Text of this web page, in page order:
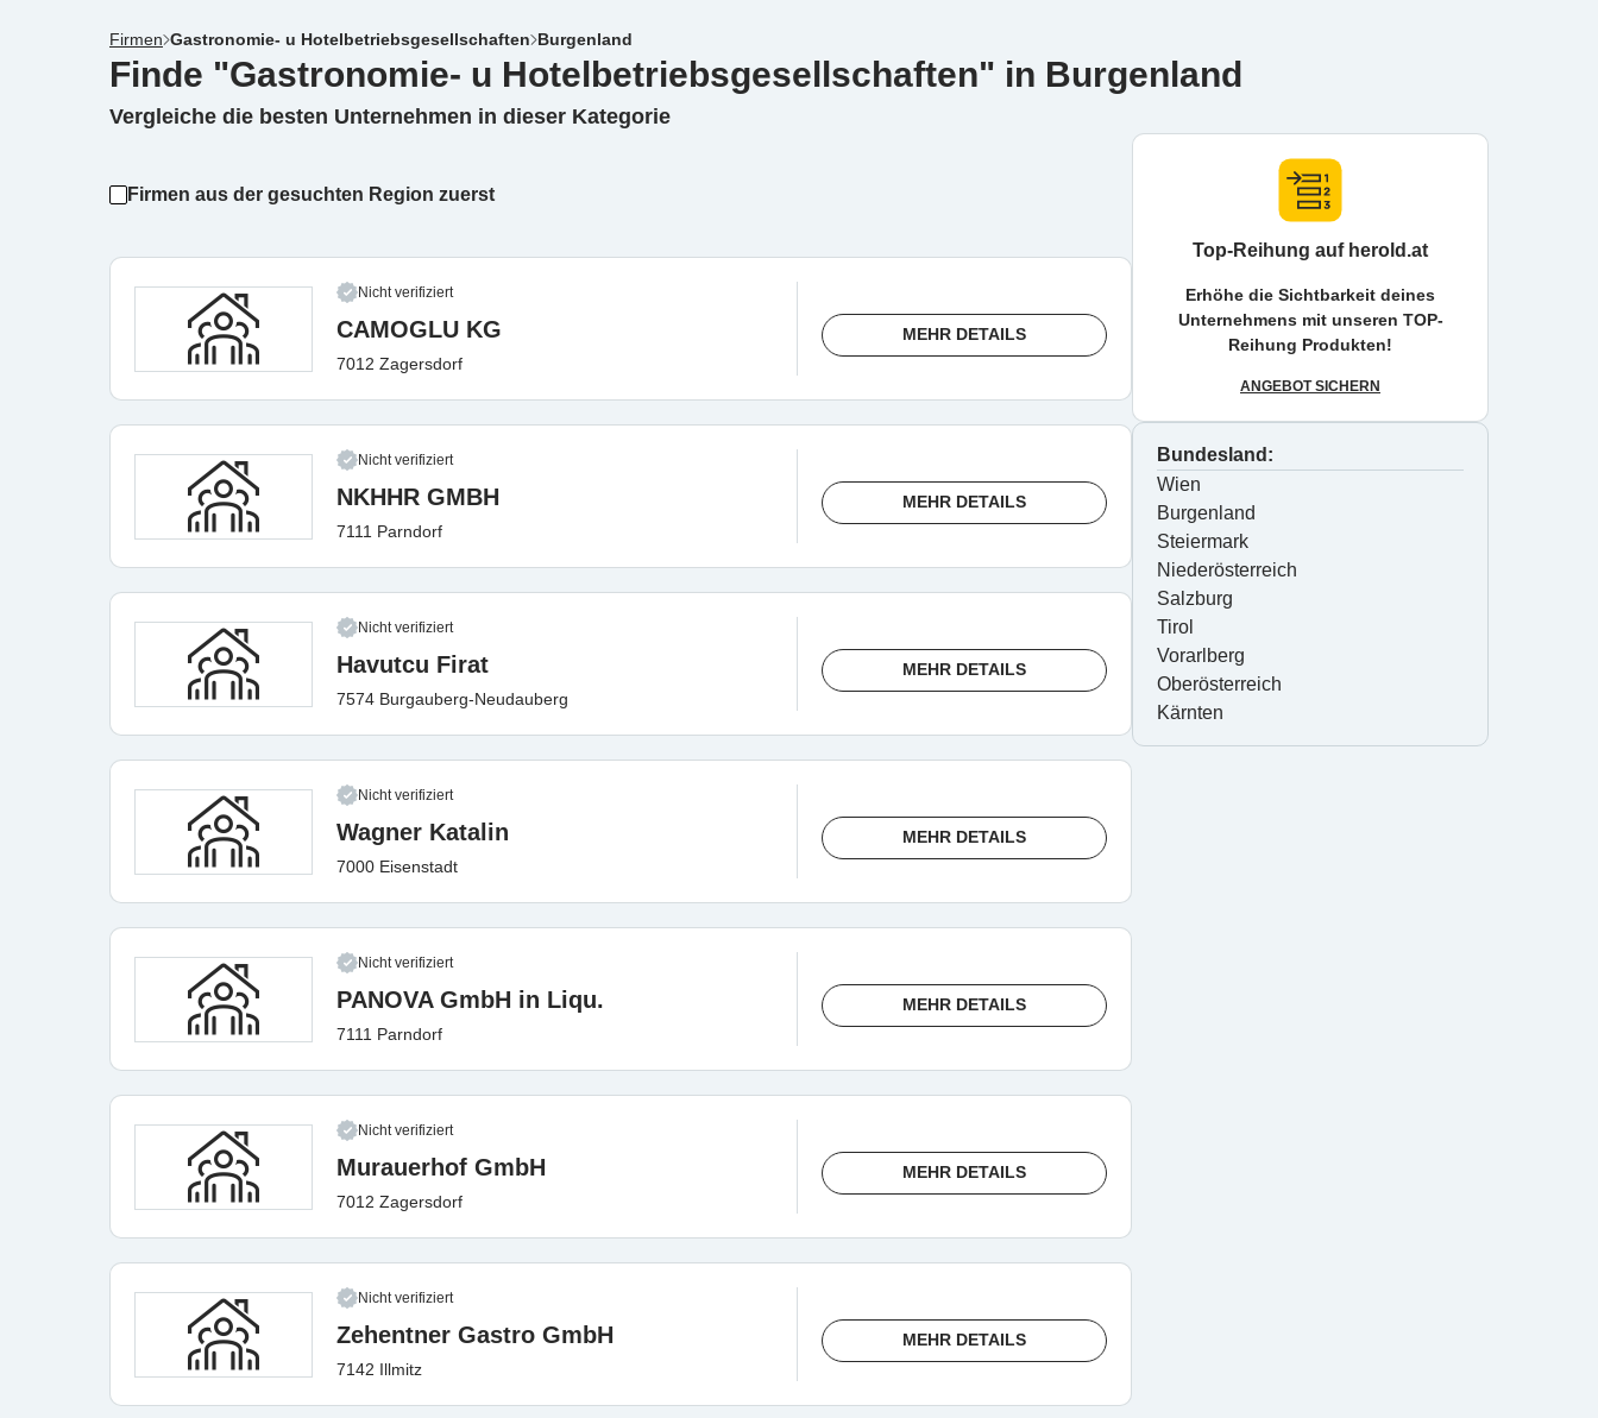
Firmen Gastronomie- u Hotelbetriebsgesellschaften Burgenland
Finde "Gastronomie- u Hotelbetriebsgesellschaften" in Burgenland
Vergleiche die besten Unternehmen in dieser Kategorie
Firmen aus der gesuchten Region zuerst
Nicht verifiziert
CAMOGLU KG
7012 Zagersdorf
MEHR DETAILS
Nicht verifiziert
NKHHR GMBH
7111 Parndorf
MEHR DETAILS
Nicht verifiziert
Havutcu Firat
7574 Burgauberg-Neudauberg
MEHR DETAILS
Nicht verifiziert
Wagner Katalin
7000 Eisenstadt
MEHR DETAILS
Nicht verifiziert
PANOVA GmbH in Liqu.
7111 Parndorf
MEHR DETAILS
Nicht verifiziert
Murauerhof GmbH
7012 Zagersdorf
MEHR DETAILS
Nicht verifiziert
Zehentner Gastro GmbH
7142 Illmitz
MEHR DETAILS
Top-Reihung auf herold.at
Erhöhe die Sichtbarkeit deines
Unternehmens mit unseren TOP-
Reihung Produkten!
ANGEBOT SICHERN
Bundesland:
Wien
Burgenland
Steiermark
Niederösterreich
Salzburg
Tirol
Vorarlberg
Oberösterreich
Kärnten